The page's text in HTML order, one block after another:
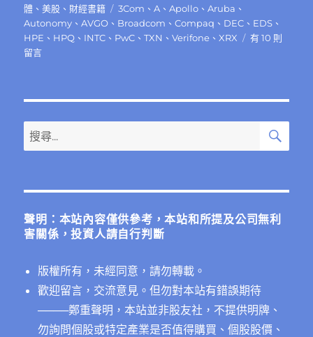
佈
日
期:
類
體 、美股 、 財經書籍
標
籤
3Com 、A 、Apollo 、Aruba 、
Autonomy 、AVGO 、 Broadcom 、Compaq 、 DEC 、 EDS 、
HPE 、 HPQ 、 INTC 、 PwC 、TXN 、Verifone 、XRX
在
何
錢？
普
的
中
有 10 則
留言
搜
尋
鍵
搜
聲明：本站內容僅供參考，本站和所提及公司無利
害關係，投資人請自行判斷
版權所有，未經同意，請勿轉載。
歡迎留言，交流意見。但勿對本站有錯誤期待
────鄭重聲明，本站並非股友社，不提供明牌、
勿詢問個股或特定產業是否值得購買、個股股價、